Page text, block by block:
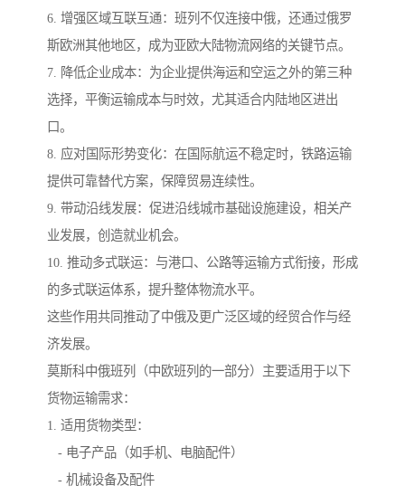
6. 增强区域互联互通：班列不仅连接中俄，还通过俄罗
斯欧洲其他地区，成为亚欧大陆物流网络的关键节点。
7. 降低企业成本：为企业提供海运和空运之外的第三种
选择，平衡运输成本与时效，尤其适合内陆地区进出
口。
8. 应对国际形势变化：在国际航运不稳定时，铁路运输
提供可靠替代方案，保障贸易连续性。
9. 带动沿线发展：促进沿线城市基础设施建设，相关产
业发展，创造就业机会。
10. 推动多式联运：与港口、公路等运输方式衔接，形成
的多式联运体系，提升整体物流水平。
这些作用共同推动了中俄及更广泛区域的经贸合作与经
济发展。
莫斯科中俄班列（中欧班列的一部分）主要适用于以下
货物运输需求：
1. 适用货物类型：
- 电子产品（如手机、电脑配件）
- 机械设备及配件